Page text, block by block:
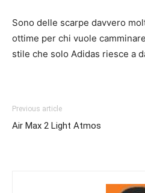
Sono delle scarpe davvero
ottime per chi vuole
stile che solo Adidas riesce a
Previous article
Air Max 2 Light Atmos